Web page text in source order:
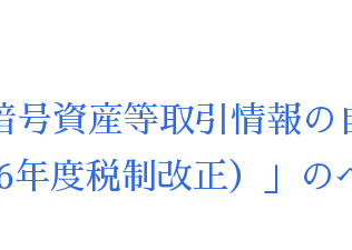
号資産等取引情報
年度税制改正）」の